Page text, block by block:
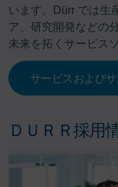
います。Dürr では生
ア、研究開発などの
未来を拓くサービス
サービスおよびサ
ＤＵＲＲ採用